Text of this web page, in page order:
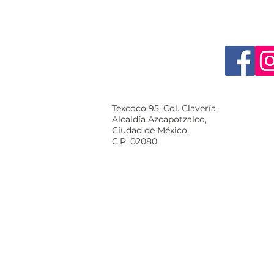
Texcoco 95, Col. Clavería,
Alcaldía Azcapotzalco,
Ciudad de México,
C.P. 02080